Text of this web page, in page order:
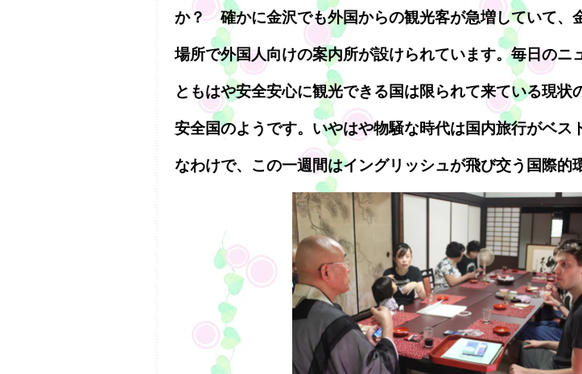
か？ 確かに金沢でも外国からの観光客が急増していて、
場所で外国人向けの案内所が設けられています。毎日のニ
ともはや安全安心に観光できる国は限られて来ている現状
安全国のようです。いやはや物騒な時代は国内旅行がベス
なわけで、この一週間はイングリッシュが飛び交う国際的